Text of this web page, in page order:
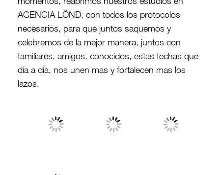
AGENCIA LÖND, con todos los protocolos
necesarios, para que juntos saquemos y
celebremos de la mejor manera, juntos con
familiares, amigos, conocidos, estas fechas que
día a día, nos unen mas y fortalecen mas los
lazos.